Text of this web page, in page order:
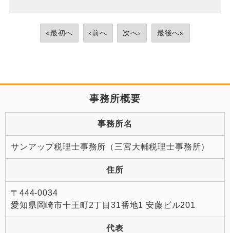
«最初へ ‹前へ 次へ› 最後へ»
事務所概要
事務所名
サンアップ税理士事務所（三宮大輔税理士事務所）
住所
〒444-0034
愛知県岡崎市十王町2丁目31番地1 安藤ビル201
代表